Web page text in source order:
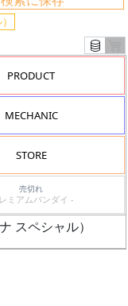
PRODUCT
MECHANIC
STORE
売切れ
プレミアムバンダイ -
スペシャル）